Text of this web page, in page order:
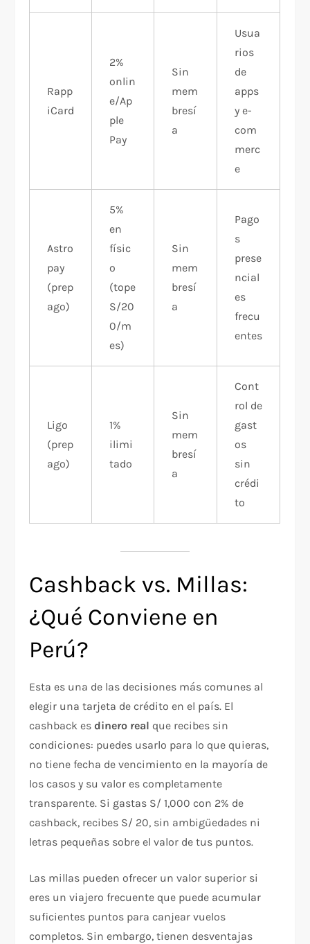
Rapp
iCard
2%
onlin
e/Ap
ple
Pay
Sin
mem
bresí
a
Usua
rios
de
apps
y e-
com
merc
e
Astro
pay
(prep
ago)
5%
en
físic
o
(tope
S/20
0/m
es)
Sin
mem
bresí
a
Pago
s
prese
ncial
es
frecu
entes
Ligo
(prep
ago)
1%
ilimi
tado
Sin
mem
bresí
a
Cont
rol de
gast
os
sin
crédi
to
Cashback vs. Millas:
¿Qué Conviene en
Perú?
Esta es una de las decisiones más comunes al
elegir una tarjeta de crédito en el país. El
cashback esdinero real que recibes sin
condiciones: puedes usarlo para lo que quieras,
no tiene fecha de vencimiento en la mayoría de
los casos y su valor es completamente
transparente. Si gastas S/ 1,000 con 2% de
cashback, recibes S/ 20, sin ambigüedades ni
letras pequeñas sobre el valor de tus puntos.
Las millas pueden ofrecer un valor superior si
eres un viajero frecuente que puede acumular
suficientes puntos para canjear vuelos
completos. Sin embargo, tienen desventajas